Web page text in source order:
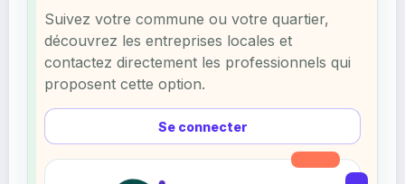
Se connecter
Suivez votre commune ou votre quartier,
découvrez les entreprises locales et
contactez directement les professionnels qui
proposent cette option.